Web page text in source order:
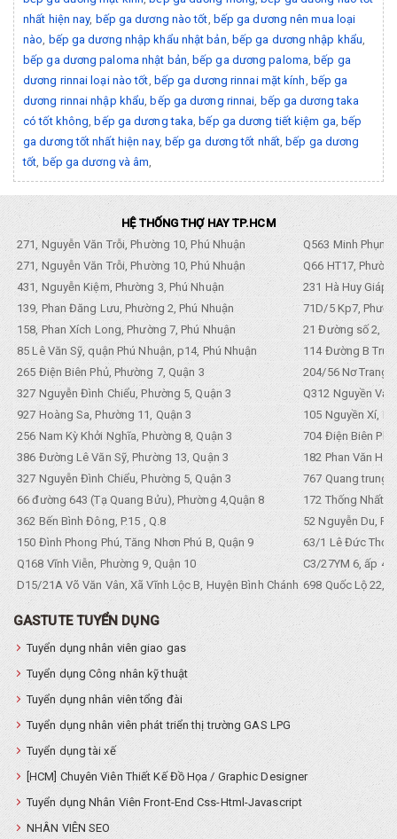
nhất hiện nay, bếp ga dương nào tốt, bếp ga dương nên mua loại
nào, bếp ga dương nhập khẩu nhật bản, bếp ga dương nhập khẩu,
bếp ga dương paloma nhật bản, bếp ga dương paloma, bếp ga
dương rinnai loại nào tốt, bếp ga dương rinnai mặt kính, bếp ga
dương rinnai nhập khẩu, bếp ga dương rinnai, bếp ga dương taka
có tốt không, bếp ga dương taka, bếp ga dương tiết kiệm ga, bếp
ga dương tốt nhất hiện nay, bếp ga dương tốt nhất, bếp ga dương
tốt, bếp ga dương và âm,
HỆ THỐNG THỢ HAY TP.HCM
271, Nguyễn Văn Trỗi, Phường 10, Phú Nhuận
Q563 Minh
271, Nguyễn Văn Trỗi, Phường 10, Phú Nhuận
Q66 HT17,
431, Nguyễn Kiệm, Phường 3, Phú Nhuận
231 Hà Huy Giáp,
139, Phan Đăng Lưu, Phường 2, Phú Nhuận
71D/5 Kp7,
158, Phan Xích Long, Phường 7, Phú Nhuận
21 Đường số 2,
85 Lê Văn Sỹ, quận Phú Nhuận, p14, Phú Nhuận
114 Đường B
265 Điện Biên Phủ, Phường 7, Quận 3
204/56 Nơ Trang
327 Nguyễn Đình Chiểu, Phường 5, Quận 3
Q312 Nguyền
927 Hoàng Sa, Phường 11, Quận 3
105 Nguyền Xí,
256 Nam Kỳ Khởi Nghĩa, Phường 8, Quận 3
704 Điện Biên
386 Đường Lê Văn Sỹ, Phường 13, Quận 3
182 Phan Văn
327 Nguyễn Đình Chiểu, Phường 5, Quận 3
767 Quang trung,
66 đường 643 (Tạ Quang Bửu), Phường 4,Quận 8
172 Thống Nhất.
362 Bến Bình Đông, P.15 , Q.8
52 Nguyễn Du,
150 Đình Phong Phú, Tăng Nhơn Phú B, Quận 9
63/1 Lê Đức Thọ,
Q168 Vĩnh Viễn, Phường 9, Quận 10
C3/27YM 6, ấp 4,
D15/21A Võ Văn Vân, Xã Vĩnh Lộc B, Huyện Bình Chánh 698 Quốc Lộ 22,
GASTUTE TUYỂN DỤNG
Tuyển dụng nhân viên giao gas
Tuyển dụng Công nhân kỹ thuật
Tuyển dụng nhân viên tổng đài
Tuyển dụng nhân viên phát triển thị trường GAS LPG
Tuyển dụng tài xế
[HCM] Chuyên Viên Thiết Kế Đồ Họa / Graphic Designer
Tuyển dụng Nhân Viên Front-End Css-Html-Javascript
NHÂN VIÊN SEO